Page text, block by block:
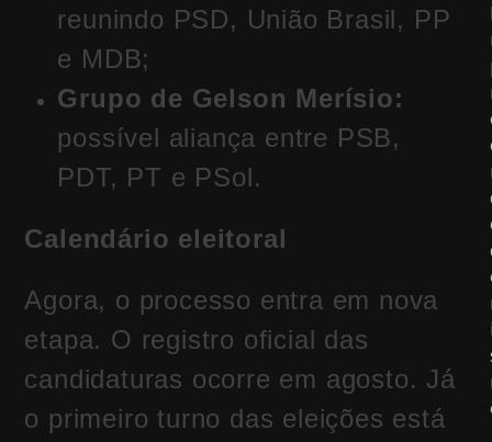
reunindo PSD, União Brasil, PP
e MDB;
Grupo de Gelson Merísio:
possível aliança entre PSB,
PDT, PT e PSol.
Calendário eleitoral
Agora, o processo entra em nova
etapa. O registro oficial das
candidaturas ocorre em agosto. Já
o primeiro turno das eleições está